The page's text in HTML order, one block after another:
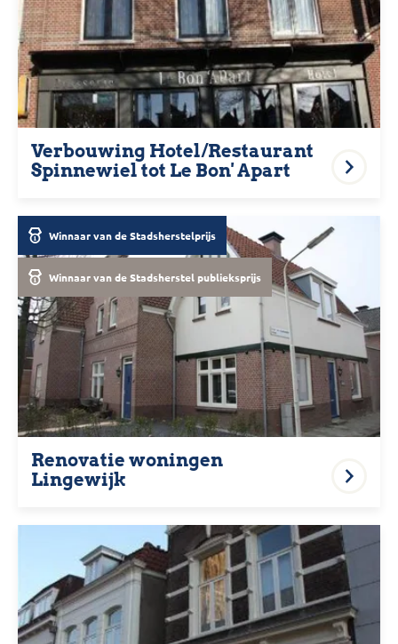
Verbouwing Hotel/Restaurant
Spinnewiel tot Le Bon' Apart
Winnaar van de Stadsherstelprijs
Winnaar van de Stadsherstel publieksprijs
Renovatie woningen
Lingewijk